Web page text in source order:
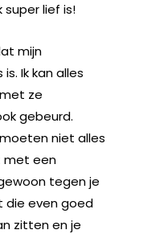
super lief is!
mijn
Ik kan alles
ze
gebeurd.
niet alles
met een
tegen je
die even goed
zitten en je